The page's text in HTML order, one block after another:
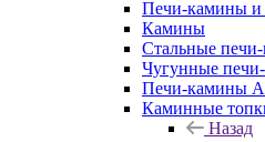
Печи-камины и
Камины
Стальные
Чугунные
Печи-камины
Каминные
Назад